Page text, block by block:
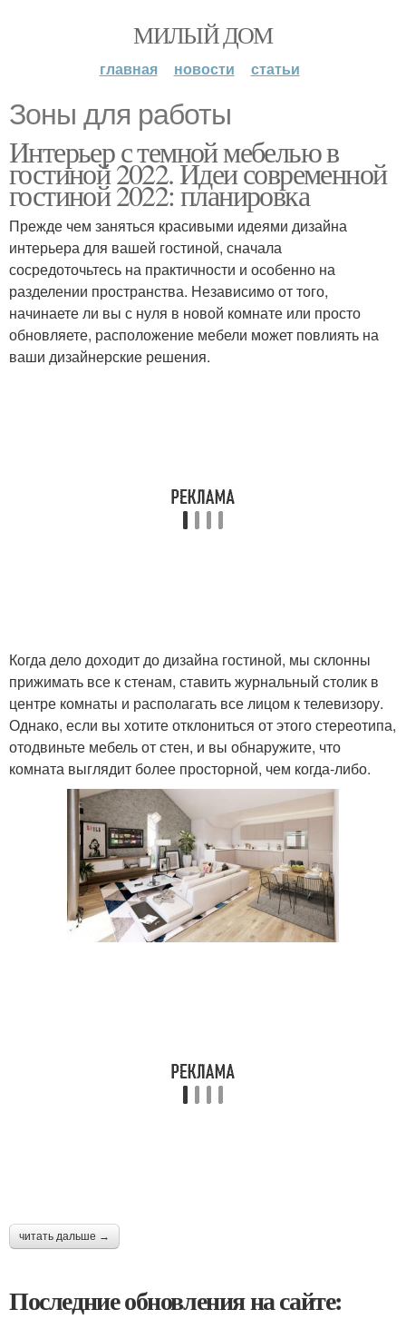
МИЛЫЙ ДОМ
главная новости статьи
Зоны для работы
Интерьер с темной мебелью в
гостиной 2022. Идеи современной
гостиной 2022: планировка
Прежде чем заняться красивыми идеями дизайна
интерьера для вашей гостиной, сначала
сосредоточьтесь на практичности и особенно на
разделении пространства. Независимо от того,
начинаете ли вы с нуля в новой комнате или просто
обновляете, расположение мебели может повлиять на
ваши дизайнерские решения.
Когда дело доходит до дизайна гостиной, мы склонны
прижимать все к стенам, ставить журнальный столик в
центре комнаты и располагать все лицом к телевизору.
Однако, если вы хотите отклониться от этого стереотипа,
отодвиньте мебель от стен, и вы обнаружите, что
комната выглядит более просторной, чем когда-либо.
читать дальше →
Последние обновления на сайте: